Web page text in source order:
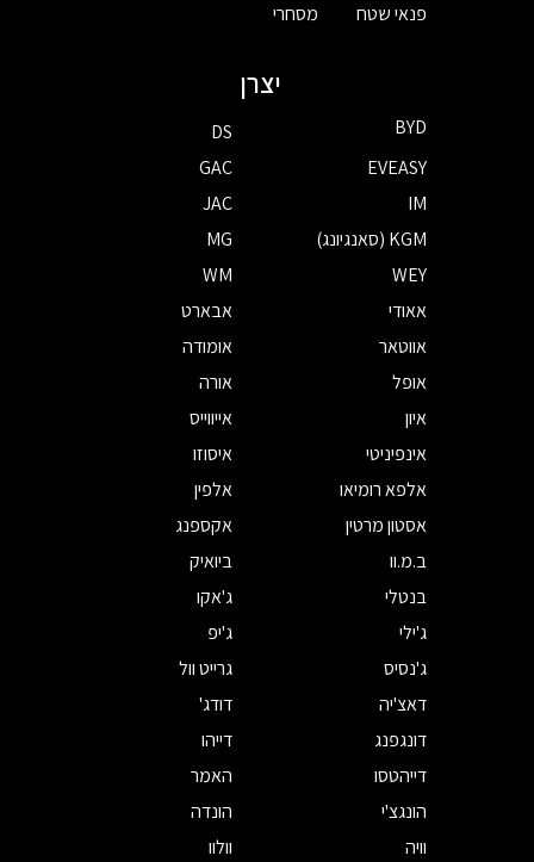
פנאי שטח
מסחרי
יצרן
BYD
DS
EVEASY
GAC
IM
JAC
KGM (סאנגיונג)
MG
WEY
WM
אאודי
אבארט
אווטאר
אומודה
אופל
אורה
איון
אייווייס
אינפיניטי
איסוזו
אלפא רומיאו
אלפין
אסטון מרטין
אקספנג
ב.מ.וו
ביואיק
בנטלי
ג'אקו
ג'ילי
ג'יפ
ג'נסיס
גרייט וול
דאצ'יה
דודג'
דונגפנג
דייהו
דייהטסו
האמר
הונגצ'י
הונדה
וויה
וולוו